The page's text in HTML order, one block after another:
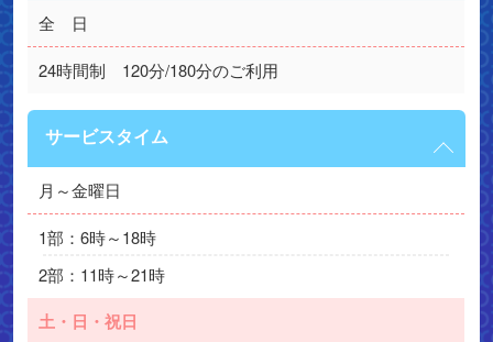
全　日
24時間制　120分/180分のご利用
サービスタイム
月～金曜日
1部：6時～18時
2部：11時～21時
土・日・祝日